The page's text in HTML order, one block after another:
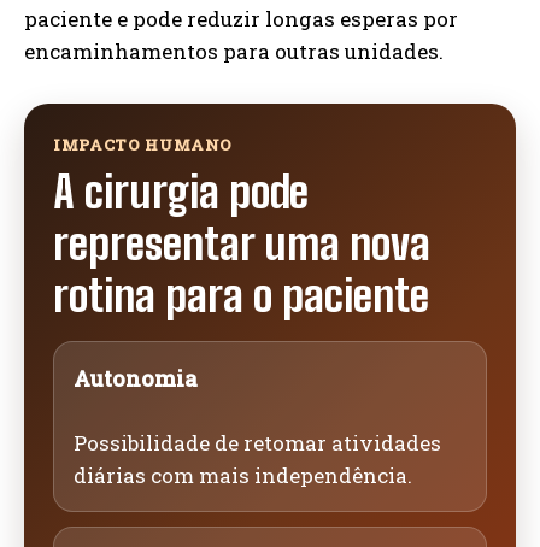
paciente e pode reduzir longas esperas por
encaminhamentos para outras unidades.
IMPACTO HUMANO
A cirurgia pode
representar uma nova
rotina para o paciente
Autonomia
Possibilidade de retomar atividades
diárias com mais independência.